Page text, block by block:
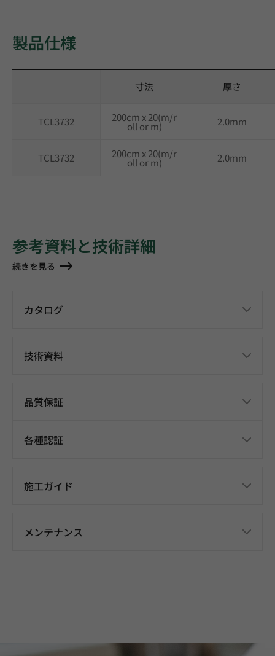
製品仕様
寸法 厚さ
TCL3732 200cm x 20(m/r
oll or m) 2.0mm
TCL3732 200cm x 20(m/r
oll or m) 2.0mm
参考資料と技術詳細
続きを見る
カタログ
技術資料
品質保証
各種認証
施工ガイド
メンテナンス